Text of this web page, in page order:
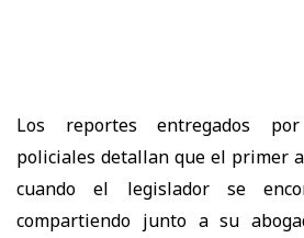
Los reportes entregados
policiales detallan que el primer
cuando el legislador se
compartiendo junto a su